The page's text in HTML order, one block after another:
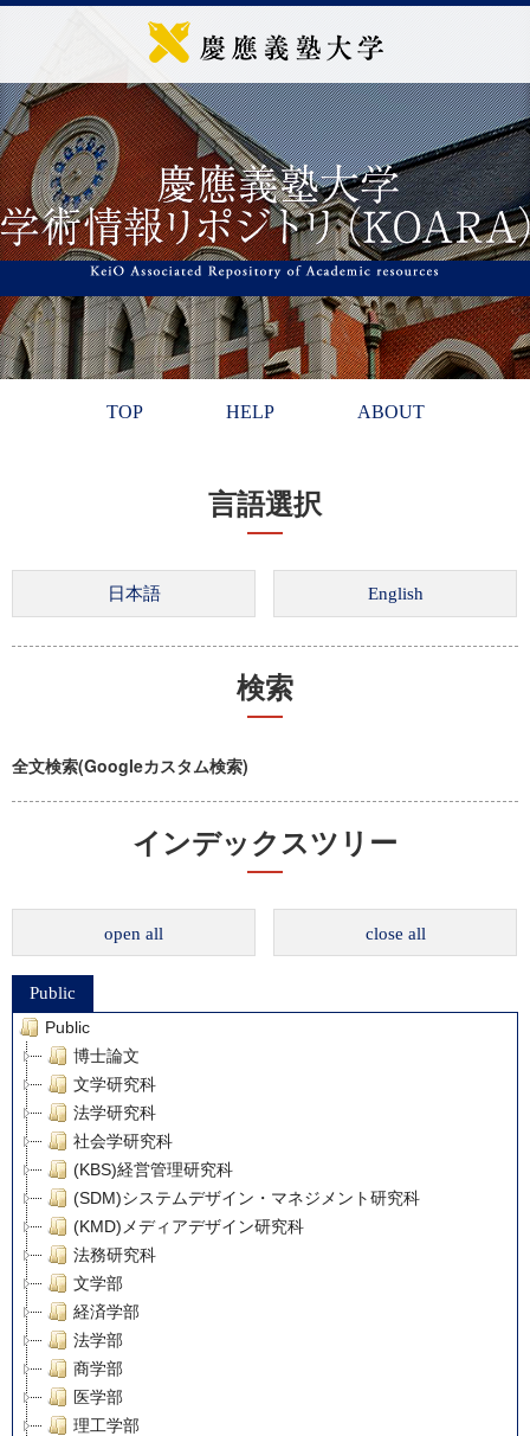
TOP HELP ABOUT
言語選択
検索
全文検索(Googleカスタム検索)
インデックスツリー
open all close all
Public
Public
博士論文
文学研究科
法学研究科
社会学研究科
(KBS)経営管理研究科
(SDM)システムデザイン・マネジメント研究科
(KMD)メディアデザイン研究科
法務研究科
文学部
経済学部
法学部
商学部
医学部
理工学部